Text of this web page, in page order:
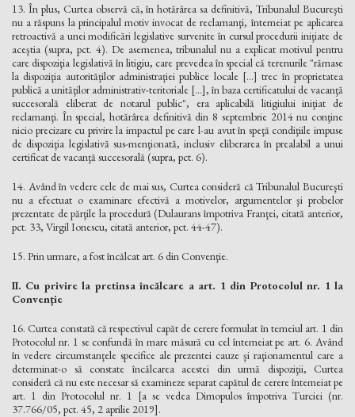
13. În plus, Curtea observă că, în hotărârea sa definitivă, Tribunalul Bucureşti
nu a răspuns la principalul motiv invocat de reclamanţi, întemeiat pe aplicarea
retroactivă a unei modificări legislative survenite în cursul procedurii iniţiate de
aceştia (supra, pct. 4). De asemenea, tribunalul nu a explicat motivul pentru
care dispoziţia legislativă în litigiu, care prevedea în special că terenurile "rămase
la dispoziţia autorităţilor administraţiei publice locale [...] trec în proprietatea
publică a unităţilor administrativ-teritoriale [...], în baza certificatului de vacanţă
succesorală eliberat de notarul public", era aplicabilă litigiului iniţiat de
reclamanţi. În special, hotărârea definitivă din 8 septembrie 2014 nu conţine
nicio precizare cu privire la impactul pe care l-au avut în speţă condiţiile impuse
de dispoziţia legislativă sus-menţionată, inclusiv eliberarea în prealabil a unui
certificat de vacanţă succesorală (supra, pct. 6).
14. Având în vedere cele de mai sus, Curtea consideră că Tribunalul Bucureşti
nu a efectuat o examinare efectivă a motivelor, argumentelor şi probelor
prezentate de părţile la procedură (Dulaurans împotriva Franţei, citată anterior,
pct. 33, Virgil Ionescu, citată anterior, pct. 44-47).
15. Prin urmare, a fost încălcat art. 6 din Convenţie.
II. Cu privire la pretinsa încălcare a art. 1 din Protocolul nr. 1 la
Convenţie
16. Curtea constată că respectivul capăt de cerere formulat în temeiul art. 1 din
Protocolul nr. 1 se confundă în mare măsură cu cel întemeiat pe art. 6. Având
în vedere circumstanţele specifice ale prezentei cauze şi raţionamentul care a
determinat-o să constate încălcarea acestei din urmă dispoziţii, Curtea
consideră că nu este necesar să examineze separat capătul de cerere întemeiat pe
art. 1 din Protocolul nr. 1 [a se vedea Dimopulos împotriva Turciei (nr.
37.766/05, pct. 45, 2 aprilie 2019].